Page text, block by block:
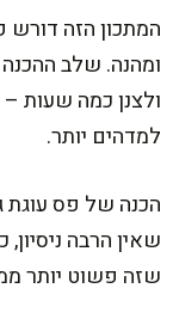
המתכון הזה
ומהנה. שלב
ולצנן כמה שעות
למדהים יותר.
הכנה של פס עוגת
שאין הרבה
שזה פשוט יותר